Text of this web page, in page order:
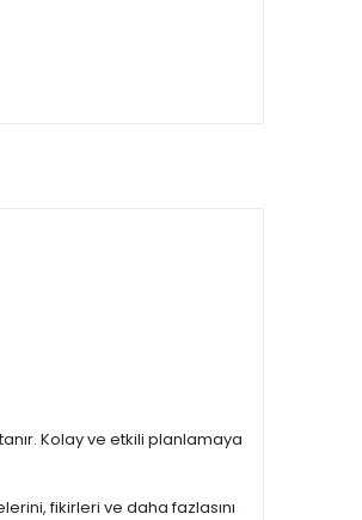
Kolay ve etkili planlamaya
fikirleri ve daha fazlasını